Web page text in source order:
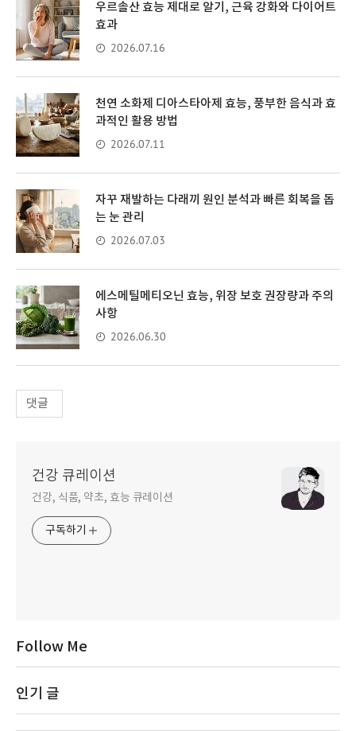
우르솔산 효능 제대로 알기, 근육 강화와 다이어트
효과
2026.07.16
천연 소화제 디아스타아제 효능, 풍부한 음식과 효
과적인 활용 방법
2026.07.11
자꾸 재발하는 다래끼 원인 분석과 빠른 회복을 돕
는 눈 관리
2026.07.03
에스메틸메티오닌 효능, 위장 보호 권장량과 주의
사항
2026.06.30
댓글
건강 큐레이션
건강, 식품, 약초, 효능 큐레이션
구독하기
Follow Me
인기 글